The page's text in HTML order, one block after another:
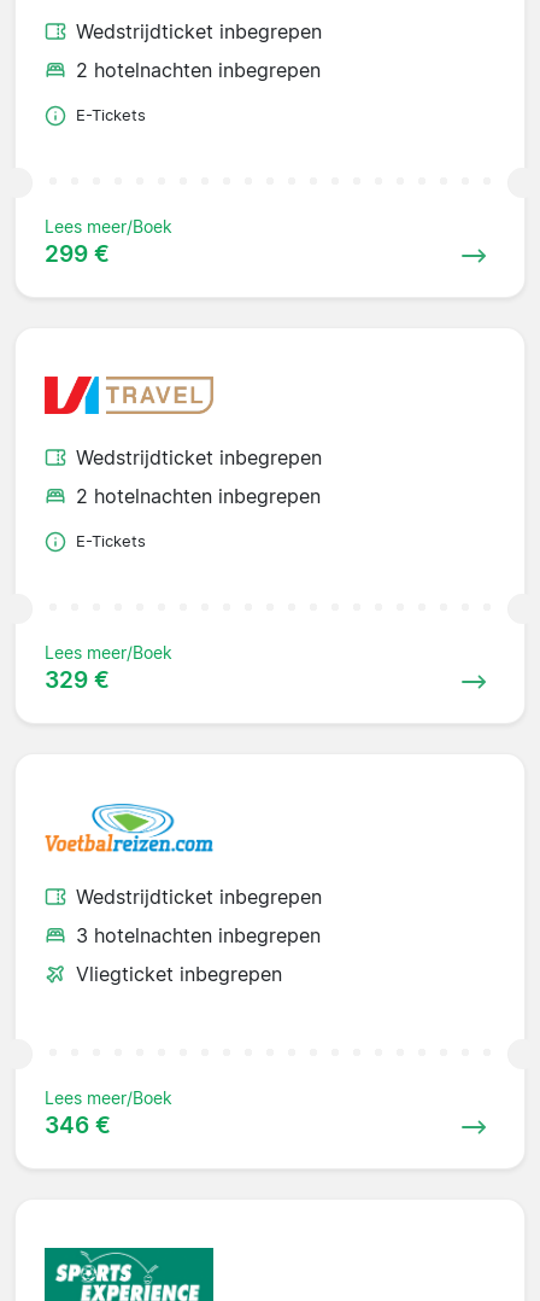
Wedstrijdticket inbegrepen
2 hotelnachten inbegrepen
E-Tickets
Lees meer/Boek
299 €
Wedstrijdticket inbegrepen
2 hotelnachten inbegrepen
E-Tickets
Lees meer/Boek
329 €
Wedstrijdticket inbegrepen
3 hotelnachten inbegrepen
Vliegticket inbegrepen
Lees meer/Boek
346 €